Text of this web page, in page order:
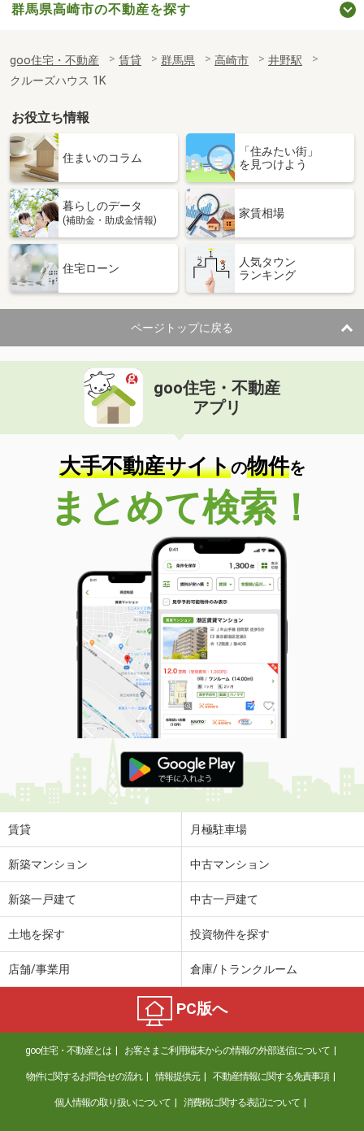
群馬県高崎市の不動産を探す
goo住宅・不動産 賃貸 群馬県 高崎市
井野駅
クルーズハウス 1K
お役立ち情報
住まいのコラム
「住みたい街」
を見つけよう
暮らしのデータ
(補助金・助成金情報)
家賃相場
住宅ローン
人気タウン
ランキング
ページトップに戻る
goo住宅・不動産
アプリ
大手不動産サイトの物件を
まとめて検索！
賃貸 月極駐車場
新築マンション 中古マンション
新築一戸建て 中古一戸建て
土地を探す 投資物件を探す
店舗/事業用 倉庫/トランクルーム
PC版へ
goo住宅・不動産とは お客さまご利用端末からの情報の外部送信について
物件に関するお問合せの流れ 情報提供元 不動産情報に関する免責事項
個人情報の取り扱いについて 消費税に関する表記について